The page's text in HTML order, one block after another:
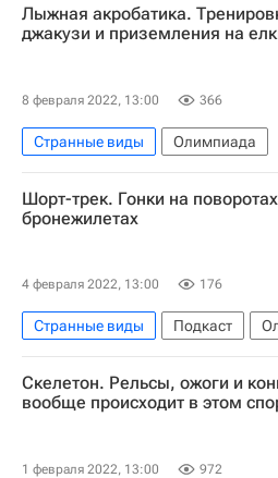
Надежда Сергеева
Бобслей
Лыжная акробатика.
джакузи и приземления на
8 февраля 2022, 13:00 366
Странные виды
Олимпиада
Станислав Никитин
Максим
Фристайл
Подкаст
Шорт-трек. Гонки на
бронежилетах
4 февраля 2022, 13:00 176
Странные виды Подкаст
Спорт
Семён Елистратов
Скелетон. Рельсы, ожоги и
вообще происходит в этом
1 февраля 2022, 13:00 972